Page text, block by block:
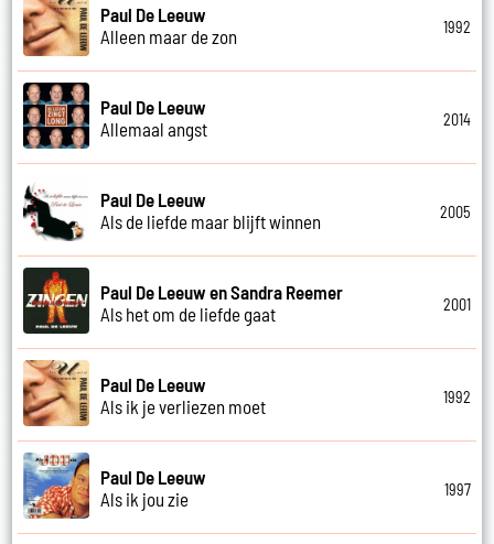
Paul De Leeuw
Alleen maar de zon
1992
Paul De Leeuw
Allemaal angst
2014
Paul De Leeuw
Als de liefde maar blijft winnen
2005
Paul De Leeuw en Sandra Reemer
Als het om de liefde gaat
2001
Paul De Leeuw
Als ik je verliezen moet
1992
Paul De Leeuw
Als ik jou zie
1997